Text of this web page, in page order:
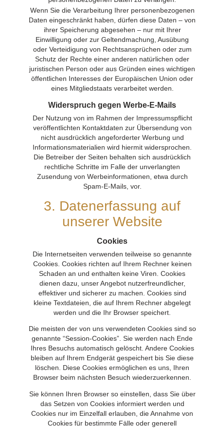
Wenn Sie die Verarbeitung Ihrer personenbezogenen
Daten eingeschränkt haben, dürfen diese Daten – von
ihrer Speicherung abgesehen – nur mit Ihrer
Einwilligung oder zur Geltendmachung, Ausübung
oder Verteidigung von Rechtsansprüchen oder zum
Schutz der Rechte einer anderen natürlichen oder
juristischen Person oder aus Gründen eines wichtigen
öffentlichen Interesses der Europäischen Union oder
eines Mitgliedstaats verarbeitet werden.
Widerspruch gegen Werbe-E-Mails
Der Nutzung von im Rahmen der Impressumspflicht
veröffentlichten Kontaktdaten zur Übersendung von
nicht ausdrücklich angeforderter Werbung und
Informationsmaterialien wird hiermit widersprochen.
Die Betreiber der Seiten behalten sich ausdrücklich
rechtliche Schritte im Falle der unverlangten
Zusendung von Werbeinformationen, etwa durch
Spam-E-Mails, vor.
3. Datenerfassung auf
unserer Website
Cookies
Die Internetseiten verwenden teilweise so genannte
Cookies. Cookies richten auf Ihrem Rechner keinen
Schaden an und enthalten keine Viren. Cookies
dienen dazu, unser Angebot nutzerfreundlicher,
effektiver und sicherer zu machen. Cookies sind
kleine Textdateien, die auf Ihrem Rechner abgelegt
werden und die Ihr Browser speichert.
Die meisten der von uns verwendeten Cookies sind so
genannte “Session-Cookies”. Sie werden nach Ende
Ihres Besuchs automatisch gelöscht. Andere Cookies
bleiben auf Ihrem Endgerät gespeichert bis Sie diese
löschen. Diese Cookies ermöglichen es uns, Ihren
Browser beim nächsten Besuch wiederzuerkennen.
Sie können Ihren Browser so einstellen, dass Sie über
das Setzen von Cookies informiert werden und
Cookies nur im Einzelfall erlauben, die Annahme von
Cookies für bestimmte Fälle oder generell